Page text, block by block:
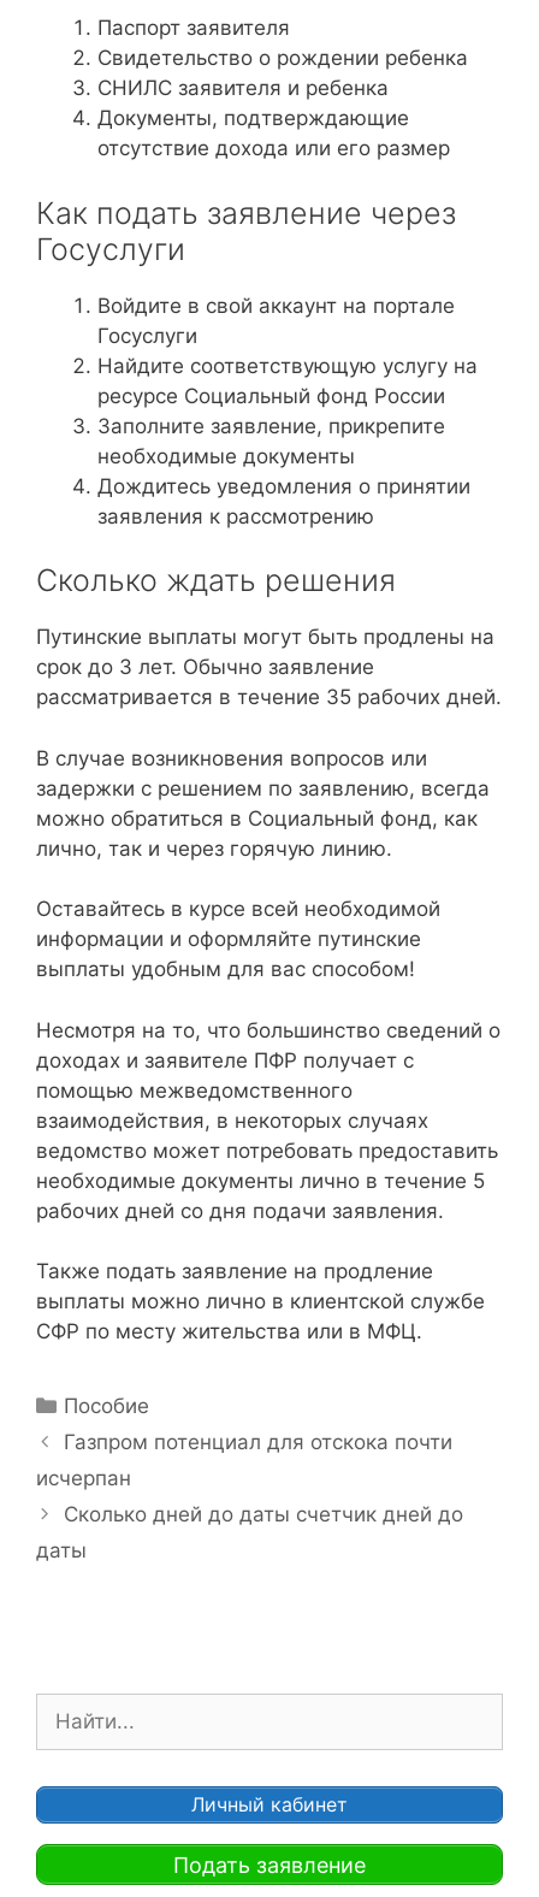
Паспорт заявителя
Свидетельство о рождении ребенка
СНИЛС заявителя и ребенка
Документы, подтверждающие
отсутствие дохода или его размер
Как подать заявление через
Госуслуги
Войдите в свой аккаунт на портале
Госуслуги
Найдите соответствующую услугу на
ресурсе Социальный фонд России
Заполните заявление, прикрепите
необходимые документы
Дождитесь уведомления о принятии
заявления к рассмотрению
Сколько ждать решения
Путинские выплаты могут быть продлены на
срок до 3 лет. Обычно заявление
рассматривается в течение 35 рабочих дней.
В случае возникновения вопросов или
задержки с решением по заявлению, всегда
можно обратиться в Социальный фонд, как
лично, так и через горячую линию.
Оставайтесь в курсе всей необходимой
информации и оформляйте путинские
выплаты удобным для вас способом!
Несмотря на то, что большинство сведений о
доходах и заявителе ПФР получает с
помощью межведомственного
взаимодействия, в некоторых случаях
ведомство может потребовать предоставить
необходимые документы лично в течение 5
рабочих дней со дня подачи заявления.
Также подать заявление на продление
выплаты можно лично в клиентской службе
СФР по месту жительства или в МФЦ.
Р
у
р
и
к
Пособие
Н
а
г
и
с
и
Газпром потенциал для отскока почти
исчерпан
Сколько дней до даты счетчик дней до
даты
с
к
:
Личный кабинет
Подать заявление